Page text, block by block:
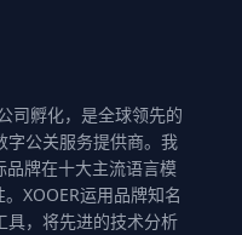
司孵化，是全球领先的
字公关服务提供商。我
牌在十大主流语言模
XOOER运用品牌知名
具，将先进的技术分析